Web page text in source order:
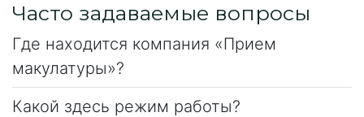
Часто задаваемые вопросы
Где находится компания «Прием
макулатуры»?
Какой здесь режим работы?